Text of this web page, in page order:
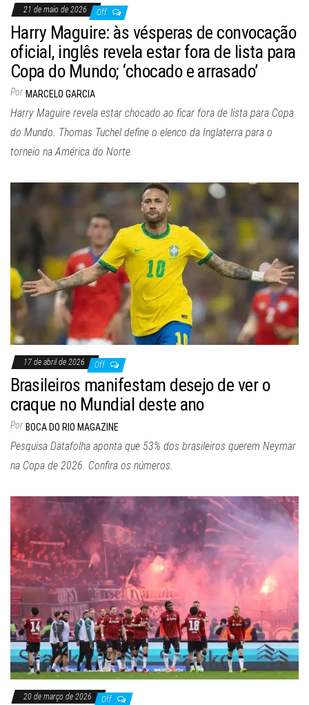
21 de maio de 2026 Off
Harry Maguire: às vésperas de convocação
oficial, inglês revela estar fora de lista para
Copa do Mundo; ‘chocado e arrasado’
Por MARCELO GARCIA
Harry Maguire revela estar chocado ao ficar fora de lista para Copa
do Mundo. Thomas Tuchel define o elenco da Inglaterra para o
torneio na América do Norte.
17 de abril de 2026 Off
Brasileiros manifestam desejo de ver o
craque no Mundial deste ano
Por BOCA DO RIO MAGAZINE
Pesquisa Datafolha aponta que 53% dos brasileiros querem Neymar
na Copa de 2026. Confira os números.
20 de março de 2026 Off